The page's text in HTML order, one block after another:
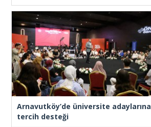
Arnavutköy’de üniversite adaylarına
tercih desteği